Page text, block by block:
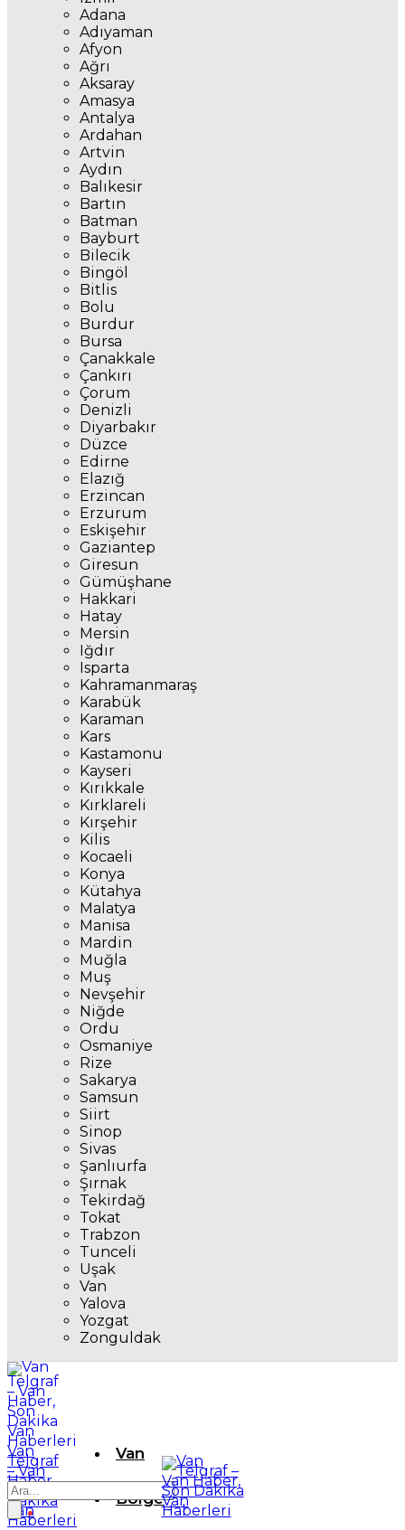
Adana
Adıyaman
Afyon
Ağrı
Aksaray
Amasya
Antalya
Ardahan
Artvin
Aydın
Balıkesir
Bartın
Batman
Bayburt
Bilecik
Bingöl
Bitlis
Bolu
Burdur
Bursa
Çanakkale
Çankırı
Çorum
Denizli
Diyarbakır
Düzce
Edirne
Elazığ
Erzincan
Erzurum
Eskişehir
Gaziantep
Giresun
Gümüşhane
Hakkari
Hatay
Mersin
Iğdır
Isparta
Kahramanmaraş
Karabük
Karaman
Kars
Kastamonu
Kayseri
Kırıkkale
Kırklareli
Kırşehir
Kilis
Kocaeli
Konya
Kütahya
Malatya
Manisa
Mardin
Muğla
Muş
Nevşehir
Niğde
Ordu
Osmaniye
Rize
Sakarya
Samsun
Siirt
Sinop
Sivas
Şanlıurfa
Şırnak
Tekirdağ
Tokat
Trabzon
Tunceli
Uşak
Van
Yalova
Yozgat
Zonguldak
Van
Telgraf
– Van
Haber,
Son
Dakika
Van
Haberleri
Van
Bölge